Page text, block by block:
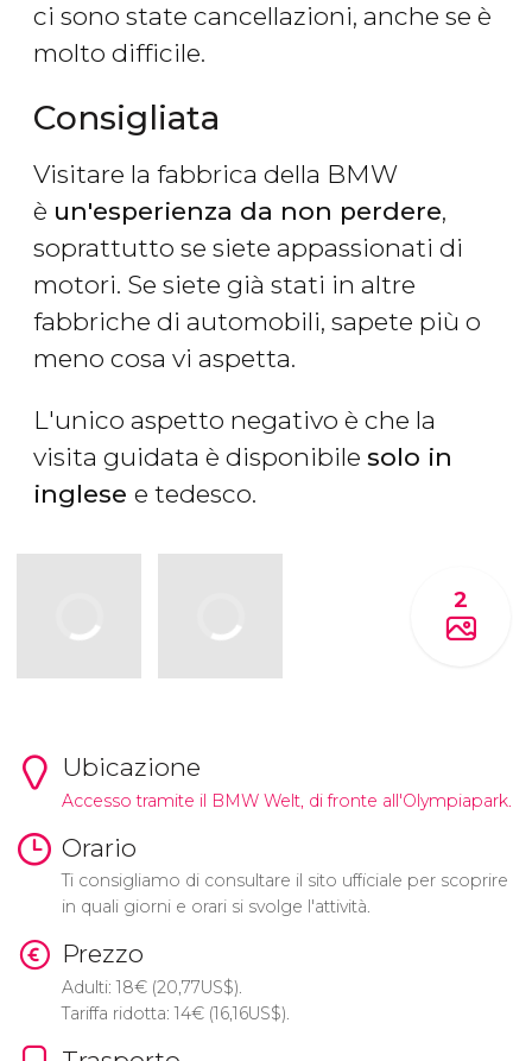
ci sono state cancellazioni, anche se è
molto difficile.
Consigliata
Visitare la fabbrica della BMW
è un'esperienza da non perdere,
soprattutto se siete appassionati di
motori. Se siete già stati in altre
fabbriche di automobili, sapete più o
meno cosa vi aspetta.
L'unico aspetto negativo è che la
visita guidata è disponibile solo in
inglese e tedesco.
2
Ubicazione
Accesso tramite il BMW Welt, di fronte all'Olympiapark.
Orario
Ti consigliamo di consultare il sito ufficiale per scoprire
in quali giorni e orari si svolge l'attività.
Prezzo
Adulti: 18€(20,77US$).
Tariffa ridotta: 14€(16,16US$).